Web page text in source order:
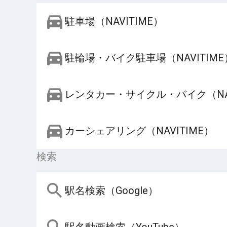
駐車場（NAVITIME）
駐輪場・バイク駐車場（NAVITIME
レンタカー・サイクル・バイク（
カーシェアリング（NAVITIME）
検索
駅名検索（Google）